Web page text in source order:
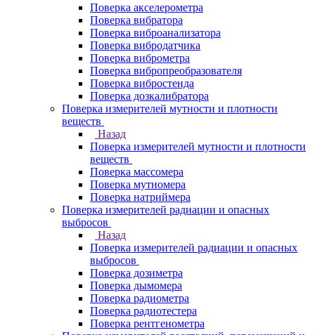
Поверка акселерометра
Поверка вибратора
Поверка виброанализатора
Поверка вибродатчика
Поверка виброметра
Поверка вибропреобразователя
Поверка вибростенда
Поверка дозкалибратора
Поверка измерителей мутности и плотности
веществ
Назад
Поверка измерителей мутности и плотности
веществ
Поверка массомера
Поверка мутномера
Поверка натриймера
Поверка измерителей радиации и опасных
выбросов
Назад
Поверка измерителей радиации и опасных
выбросов
Поверка дозиметра
Поверка дымомера
Поверка радиометра
Поверка радиотестера
Поверка рентгенометра